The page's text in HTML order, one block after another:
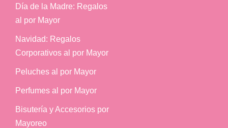
Día de la Madre: Regalos
al por Mayor
Navidad: Regalos
Corporativos al por Mayor
Peluches al por Mayor
Perfumes al por Mayor
Bisutería y Accesorios por
Mayoreo